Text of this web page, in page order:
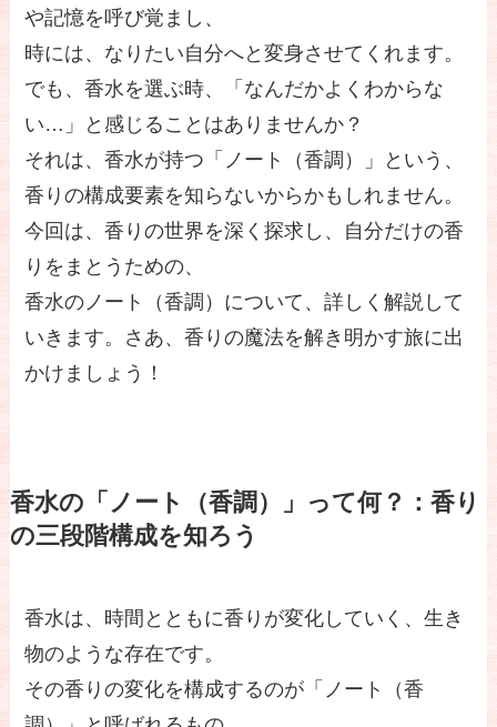
や記憶を呼び覚まし、
時には、なりたい自分へと変身させてくれます。
でも、香水を選ぶ時、「なんだかよくわからな
い…」と感じることはありませんか？
それは、香水が持つ「ノート（香調）」という、
香りの構成要素を知らないからかもしれません。
今回は、香りの世界を深く探求し、自分だけの香
りをまとうための、
香水のノート（香調）について、詳しく解説して
いきます。さあ、香りの魔法を解き明かす旅に出
かけましょう！
香水の「ノート（香調）」って何？：香り
の三段階構成を知ろう
香水は、時間とともに香りが変化していく、生き
物のような存在です。
その香りの変化を構成するのが「ノート（香